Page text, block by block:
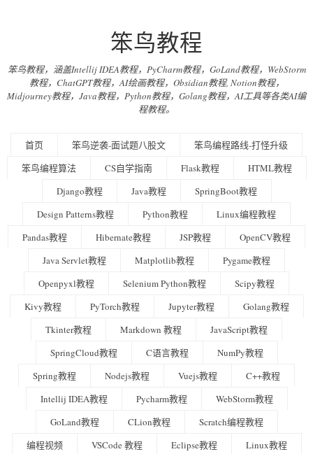
笨鸟教程
笨鸟教程，涵盖Intellij IDEA教程，PyCharm教程，GoLand教程，WebStorm
教程，ChatGPT教程，AI绘画教程，Obsidian教程, Notion教程，
Midjourney教程，Java教程，Python教程，Golang教程，AI工具等各类AI编
程教程。
首页 笨鸟逆袭-面试题八股文
笨鸟编程路线-打怪升级
笨鸟编程算法
CS自学指南 Flask教程
HTML教程
Django教程
Java教程
SpringBoot教程
Design Patterns教程
Python教程
Linux编程教程
Pandas教程
Hibernate教程 JSP教程
OpenCV教程
Java Servlet教程
Matplotlib教程
Pygame教程
Openpyxl教程
Selenium Python教程
Scipy教程
Kivy教程
PyTorch教程 Jupyter教程
Golang教程
Tkinter教程
Markdown 教程
JavaScript教程
SpringCloud教程
C语言教程
NumPy教程
Spring教程
Nodejs教程 Vuejs教程
C++教程
Intellij IDEA教程
Pycharm教程
WebStorm教程
GoLand教程
CLion教程
Scratch编程教程
编程视频
VSCode 教程 Eclipse教程
Linux教程